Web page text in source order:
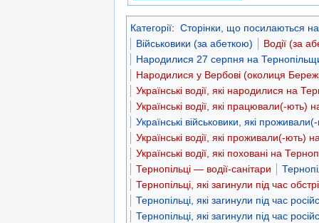
Категорії: Сторінки, що посилаються
Військовики (за абеткою)
Водії (за
Народилися 27 серпня на
Народилися у Вербові (околиця
Українські водії, які народилися на
Українські водії, які працювали(-ють)
Українські військовики, які
Українські водії, які проживали(-ють)
Українські водії, які поховані на
Тернопільці — водії-санітари
Тернопільці, які загинули під час
Тернопільці, які загинули під час
Тернопільці, які загинули під час